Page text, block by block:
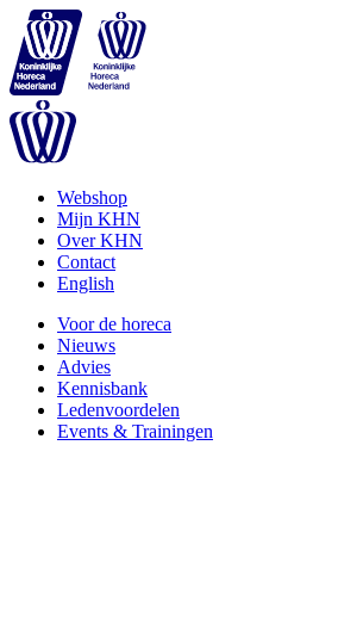
Webshop
Mijn KHN
Over KHN
Contact
English
Voor de horeca
Nieuws
Advies
Kennisbank
Ledenvoordelen
Events & Trainingen